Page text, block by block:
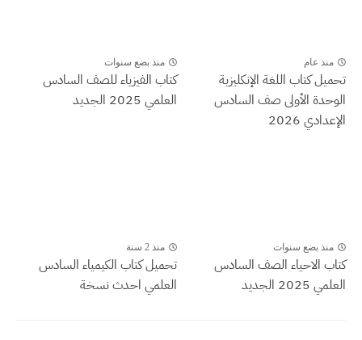
منذ عام
تحميل كتاب اللغة الإنكليزية
الوحدة الأولى صف السادس
الإعدادي 2026
منذ بضع سنوات
كتاب الفيزياء للصف السادس
العلمي 2025 الجديد
منذ بضع سنوات
كتاب الاحياء الصف السادس
العلمي 2025 الجديد
منذ 2 سنة
تحميل كتاب الكيمياء السادس
العلمي احدث نسخة